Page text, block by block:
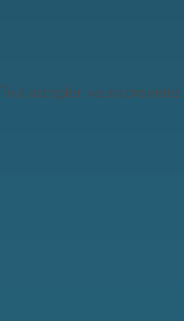
accepter, vous consentez